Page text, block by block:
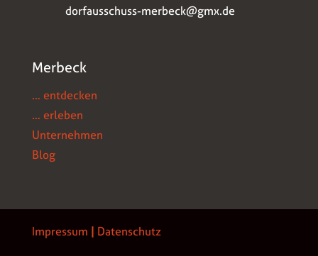
dorfausschuss-merbeck@gmx.de
Merbeck
… entdecken
… erleben
Unternehmen
Blog
Impressum | Datenschutz